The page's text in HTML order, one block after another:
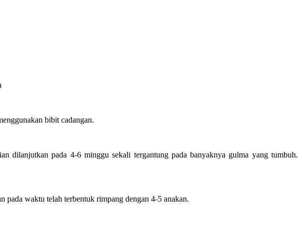
bibit cadangan.
dilanjutkan pada 4-6 minggu sekali tergantung pada banyaknya gulma yang tumbuh.
pada waktu telah terbentuk rimpang dengan 4-5 anakan.